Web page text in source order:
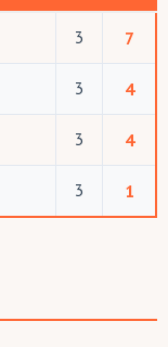
3 7
3 4
3 4
3 1